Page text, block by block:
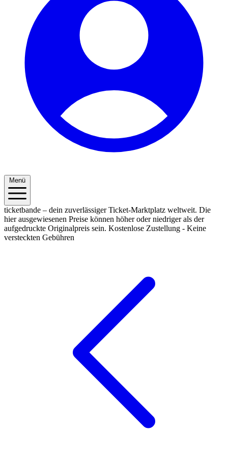
Menü
ticketbande – dein zuverlässiger Ticket-Marktplatz weltweit. Die
hier ausgewiesenen Preise können höher oder niedriger als der
aufgedruckte Originalpreis sein. Kostenlose Zustellung - Keine
versteckten Gebühren